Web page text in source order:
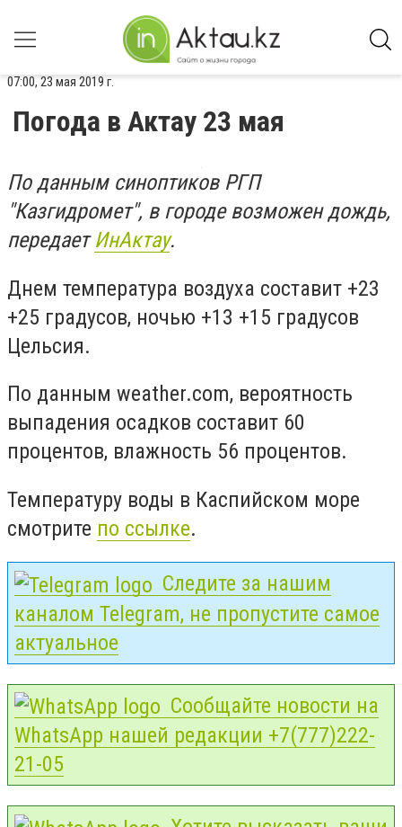
07:00, 23 мая 2019 г.
Погода в Актау 23 мая
По данным синоптиков РГП
"Казгидромет", в городе возможен дождь,
передаетИнАктау.
Днем температура воздуха составит +23
+25 градусов, ночью +13 +15 градусов
Цельсия.
По данным weather.com, вероятность
выпадения осадков составит 60
процентов, влажность 56 процентов.
Температуру воды в Каспийском море
смотрите по ссылке.
Следите за нашим
каналом Telegram, не пропустите самое
актуальное
Сообщайте новости на
WhatsApp нашей редакции +7(777)222-
21-05